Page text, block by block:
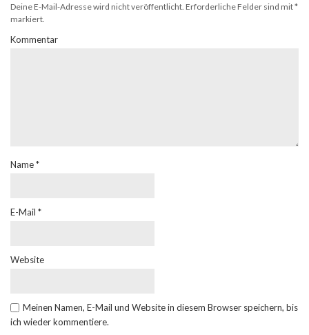
Deine E-Mail-Adresse wird nicht veröffentlicht. Erforderliche Felder sind mit*
markiert.
Kommentar
Name*
E-Mail *
Website
Meinen Namen, E-Mail und Website in diesem Browser speichern, bis
ich wieder kommentiere.